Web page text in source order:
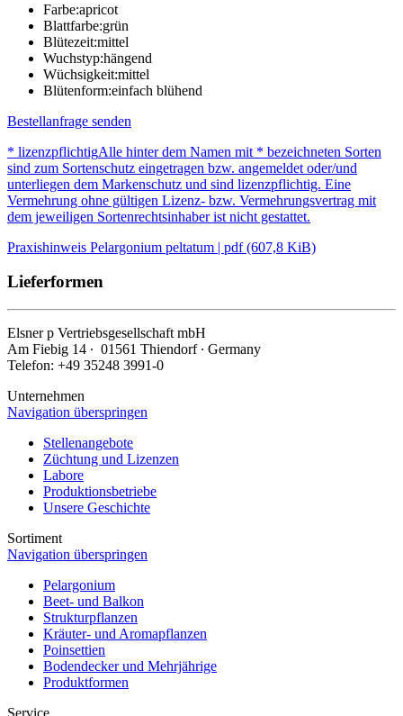
Farbe:apricot
Blattfarbe:grün
Blütezeit:mittel
Wuchstyp:hängend
Wüchsigkeit:mittel
Blütenform:einfach blühend
Bestellanfrage senden
* lizenzpflichtigAlle hinter dem Namen mit * bezeichneten Sorten
sind zum Sortenschutz eingetragen bzw. angemeldet oder/und
unterliegen dem Markenschutz und sind lizenzpflichtig. Eine
Vermehrung ohne gültigen Lizenz- bzw. Vermehrungsvertrag mit
dem jeweiligen Sortenrechtsinhaber ist nicht gestattet.
Praxishinweis Pelargonium peltatum | pdf (607,8 KiB)
Lieferformen
Elsnerp Vertriebsgesellschaft mbH
Am Fiebig 14 ∙ 01561 Thiendorf ∙ Germany
Telefon: +49 35248 3991-0
Unternehmen
Navigation überspringen
Stellenangebote
Züchtung und Lizenzen
Labore
Produktionsbetriebe
Unsere Geschichte
Sortiment
Navigation überspringen
Pelargonium
Beet- und Balkon
Strukturpflanzen
Kräuter- und Aromapflanzen
Poinsettien
Bodendecker und Mehrjährige
Produktformen
Service